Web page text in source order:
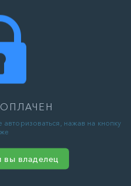
нажав на кнопку
вы владелец